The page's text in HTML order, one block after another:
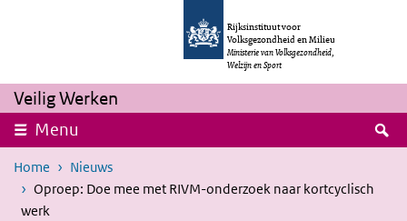
Overslaan en naar de inhoud gaan
Rijksinstituut voor
Volksgezondheid en Milieu
Ministerie van Volksgezondheid,
Welzijn en Sport
Veilig Werken
Menu
Home
Nieuws
Oproep: Doe mee met RIVM-onderzoek naar kortcyclisch
werk